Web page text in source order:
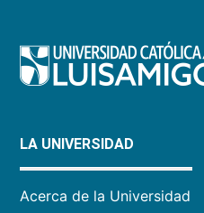
LA UNIVERSIDAD
Acerca de la Universidad